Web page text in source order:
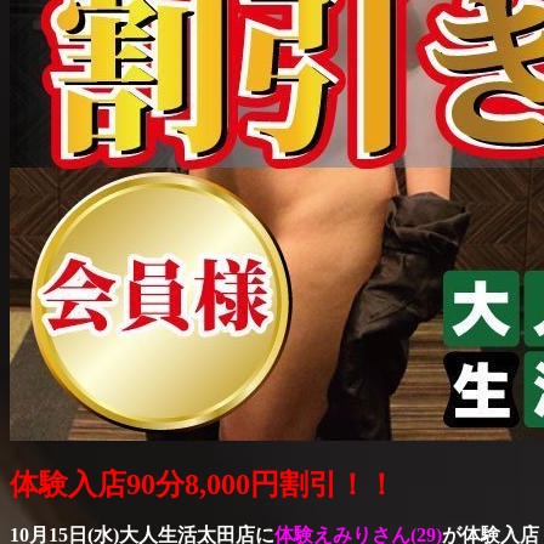
体験入店90分8,000円割引！！
10月15日(水)大人生活太田店に体験えみりさん(29)が体験入店